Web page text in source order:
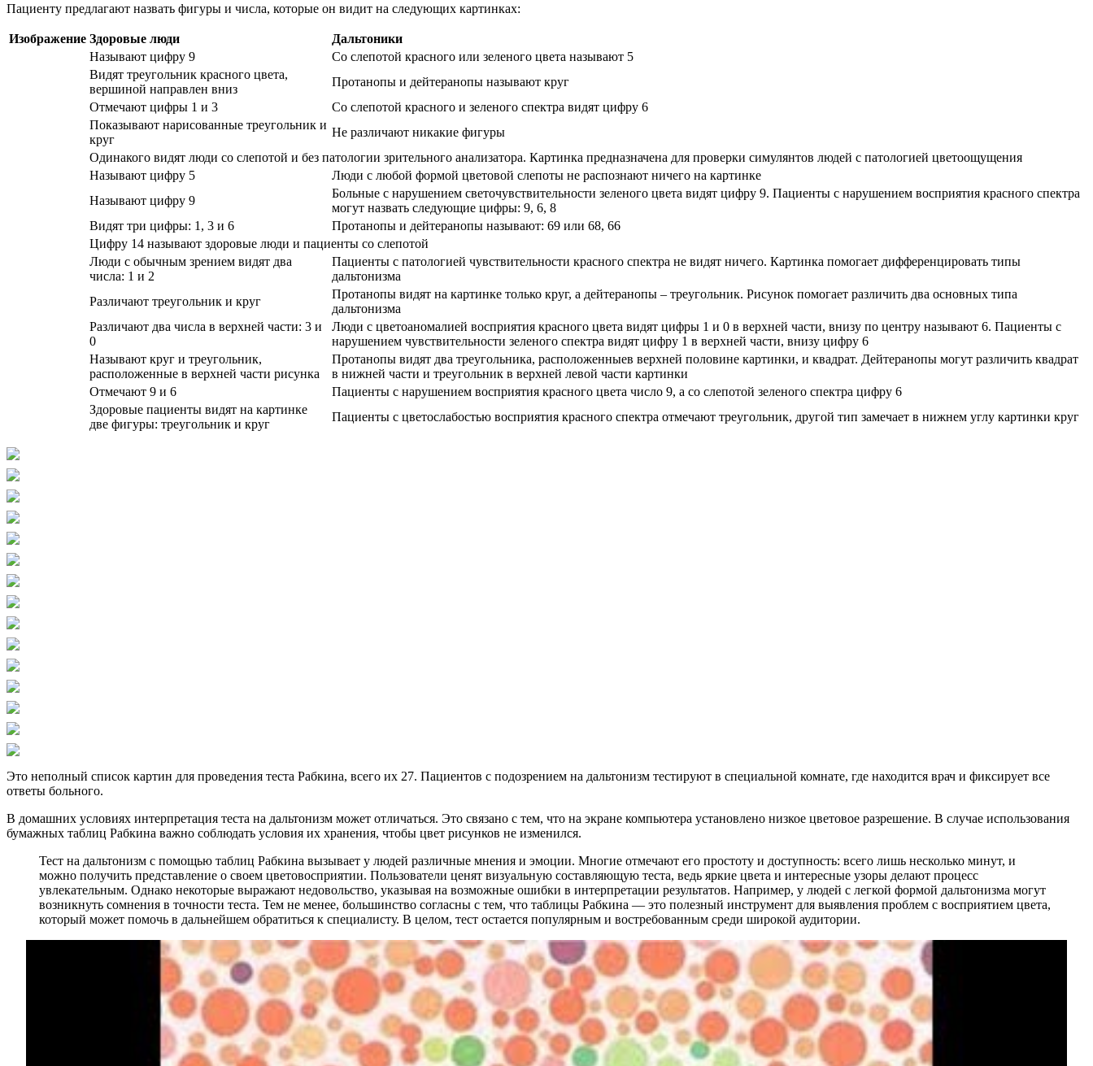
Пациенту предлагают назвать фигуры и числа, которые он видит на следующих картинках:
Изображение Здоровые люди
Дальтоники
Называют цифру 9
Со слепотой красного или зеленого цвета называют 5
Видят треугольник красного цвета,
вершиной направлен вниз
Протанопы и дейтеранопы называют круг
Отмечают цифры 1 и 3
Со слепотой красного и зеленого спектра видят цифру 6
Показывают нарисованные треугольник и
круг
Не различают никакие фигуры
Одинакого видят люди со слепотой и без патологии зрительного анализатора. Картинка предназначена для проверки симулянтов людей с патологией цветоощущения
Называют цифру 5
Люди с любой формой цветовой слепоты не распознают ничего на картинке
Называют цифру 9
Больные с нарушением светочувствительности зеленого цвета видят цифру 9. Пациенты с нарушением восприятия красного спектра
могут назвать следующие цифры: 9, 6, 8
Видят три цифры: 1, 3 и 6
Протанопы и дейтеранопы называют: 69 или 68, 66
Цифру 14 называют здоровые люди и пациенты со слепотой
Люди с обычным зрением видят два
числа: 1 и 2
Пациенты с патологией чувствительности красного спектра не видят ничего. Картинка помогает дифференцировать типы
дальтонизма
Различают треугольник и круг
Протанопы видят на картинке только круг, а дейтеранопы – треугольник. Рисунок помогает различить два основных типа
дальтонизма
Различают два числа в верхней части: 3 и
0
Люди с цветоаномалией восприятия красного цвета видят цифры 1 и 0 в верхней части, внизу по центру называют 6. Пациенты с
нарушением чувствительности зеленого спектра видят цифру 1 в верхней части, внизу цифру 6
Называют круг и треугольник,
расположенные в верхней части рисунка
Протанопы видят два треугольника, расположенныев верхней половине картинки, и квадрат. Дейтеранопы могут различить квадрат
в нижней части и треугольник в верхней левой части картинки
Отмечают 9 и 6
Пациенты с нарушением восприятия красного цвета число 9, а со слепотой зеленого спектра цифру 6
Здоровые пациенты видят на картинке
две фигуры: треугольник и круг
Пациенты с цветослабостью восприятия красного спектра отмечают треугольник, другой тип замечает в нижнем углу картинки круг
Это неполный список картин для проведения теста Рабкина, всего их 27. Пациентов с подозрением на дальтонизм тестируют в специальной комнате, где находится врач и фиксирует все
ответы больного.
В домашних условиях интерпретация теста на дальтонизм может отличаться. Это связано с тем, что на экране компьютера установлено низкое цветовое разрешение. В случае использования
бумажных таблиц Рабкина важно соблюдать условия их хранения, чтобы цвет рисунков не изменился.
Тест на дальтонизм с помощью таблиц Рабкина вызывает у людей различные мнения и эмоции. Многие отмечают его простоту и доступность: всего лишь несколько минут, и
можно получить представление о своем цветовосприятии. Пользователи ценят визуальную составляющую теста, ведь яркие цвета и интересные узоры делают процесс
увлекательным. Однако некоторые выражают недовольство, указывая на возможные ошибки в интерпретации результатов. Например, у людей с легкой формой дальтонизма могут
возникнуть сомнения в точности теста. Тем не менее, большинство согласны с тем, что таблицы Рабкина — это полезный инструмент для выявления проблем с восприятием цвета,
который может помочь в дальнейшем обратиться к специалисту. В целом, тест остается популярным и востребованным среди широкой аудитории.